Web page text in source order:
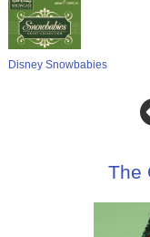
Disney Snowbabies
The